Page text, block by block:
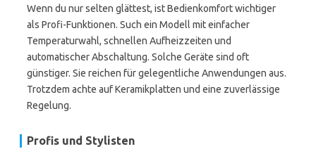
Wenn du nur selten glättest, ist Bedienkomfort wichtiger
als Profi-Funktionen. Such ein Modell mit einfacher
Temperaturwahl, schnellen Aufheizzeiten und
automatischer Abschaltung. Solche Geräte sind oft
günstiger. Sie reichen für gelegentliche Anwendungen aus.
Trotzdem achte auf Keramikplatten und eine zuverlässige
Regelung.
Profis und Stylisten